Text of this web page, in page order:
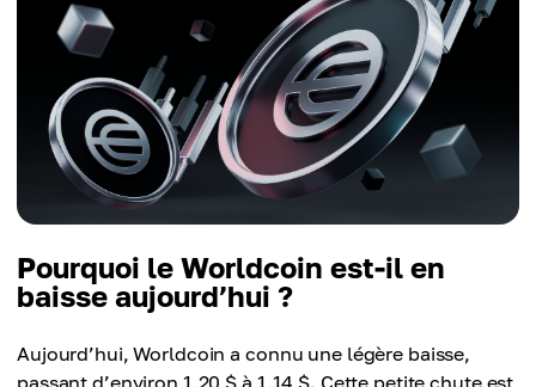
Pourquoi le Worldcoin est-il en
baisse aujourd’hui ?
Aujourd’hui, Worldcoin a connu une légère baisse,